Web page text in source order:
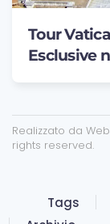
Tour
Esclusive
Realizzato da
rights reserved.
Tags